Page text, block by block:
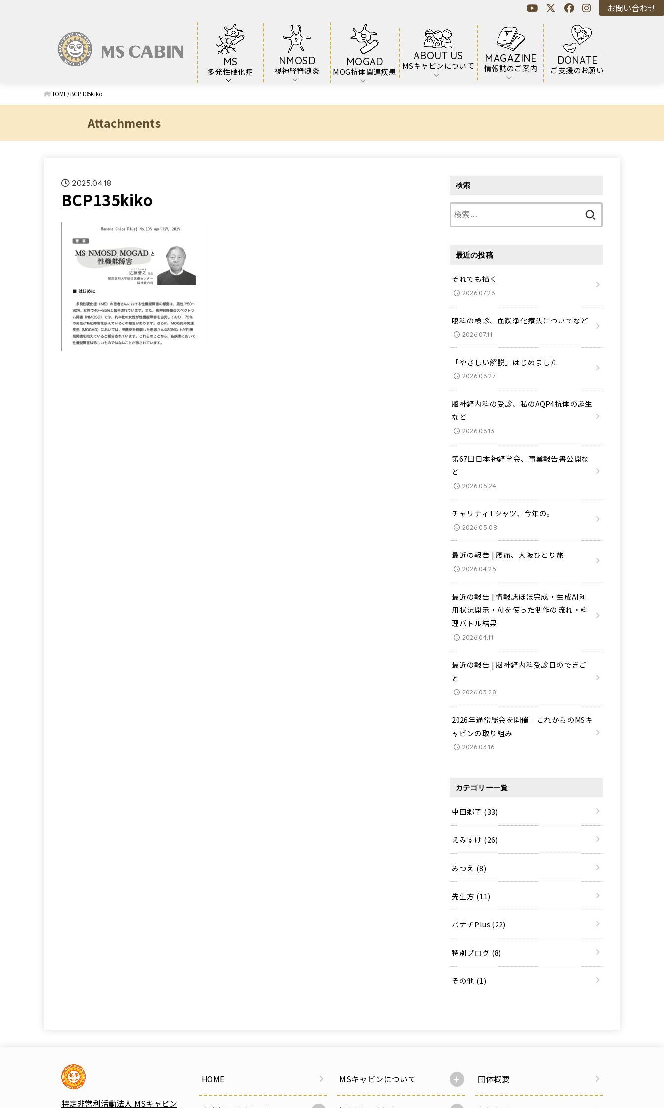
MS
多発性硬化症
NMOSD
視神経脊髄炎
MOGAD
MOG抗体関連疾患
ABOUT US
MSキャビンについて
MAGAZINE
情報誌のご案内
DONATE
ご支援のお願い
お問い合わせ
HOME BCP135kiko
Attachments
2025.04.18
BCP135kiko
検索
最近の投稿
それでも描く
2026.07.26
眼科の検診、血漿浄化療法についてなど
2026.07.11
「やさしい解説」はじめました
2026.06.27
脳神経内科の受診、私のAQP4抗体の誕生
など
2026.06.13
第67回日本神経学会、事業報告書公開な
ど
2026.05.24
チャリティTシャツ、今年の。
2026.05.08
最近の報告 | 腰痛、大阪ひとり旅
2026.04.25
最近の報告 | 情報誌ほぼ完成・生成AI利
用状況開示・AIを使った制作の流れ・料
理バトル結果
2026.04.11
最近の報告 | 脳神経内科受診日のできご
と
2026.03.28
2026年通常総会を開催｜これからのMSキ
ャビンの取り組み
2026.03.16
カテゴリー一覧
中田郷子 (33)
えみすけ (26)
みつえ (8)
先生方 (11)
バナチPlus (22)
特別ブログ (8)
その他 (1)
特定非営利活動法人 MSキャビン
HOME MSキャビンについて 団体概要